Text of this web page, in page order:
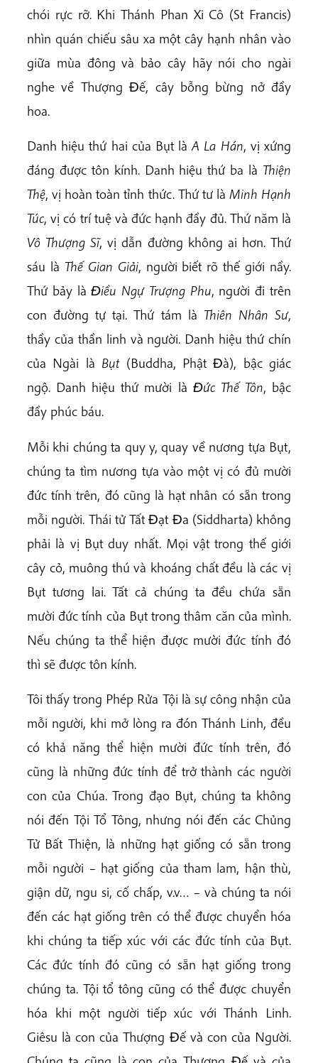
chói rực rỡ. Khi Thánh Phan Xi Cô (St Francis)
nhìn quán chiếu sâu xa một cây hạnh nhân vào
giữa mùa đông và bảo cây hãy nói cho ngài
nghe về Thượng Ðế, cây bỗng bừng nở đầy
hoa.
Danh hiệu thứ hai của Bụt làA La Hán, vị xứng
đáng được tôn kính. Danh hiệu thứ ba là Thiện
Thệ, vị hoàn toàn tỉnh thức. Thứ tư là Minh Hạnh
Túc, vị có trí tuệ và đức hạnh đầy đủ. Thứ năm là
Vô Thượng Sĩ, vị dẫn đường không ai hơn. Thứ
sáu là Thế Gian Giải, người biết rõ thế giới nầy.
Thứ bảy làÐiều Ngự Trượng Phu, người đi trên
con đường tự tại. Thứ tám là Thiên Nhân Sư,
thầy của thần linh và người. Danh hiệu thứ chín
của Ngài là Bụt(Buddha, Phật Ðà), bậc giác
ngộ. Danh hiệu thứ mười là Ðức Thế Tôn, bậc
đầy phúc báu.
Mỗi khi chúng ta quy y, quay về nương tựa Bụt,
chúng ta tìm nương tựa vào một vị có đủ mười
đức tính trên, đó cũng là hạt nhân có sẵn trong
mỗi người. Thái tử Tất Ðạt Ða (Siddharta) không
phải là vị Bụt duy nhất. Mọi vật trong thế giới
cây cỏ, muông thú và khoáng chất đều là các vị
Bụt tương lai. Tất cả chúng ta đều chứa sẵn
mười đức tính của Bụt trong thâm căn của mình.
Nếu chúng ta thể hiện được mười đức tính đó
thì sẽ được tôn kính.
Tôi thấy trong Phép Rửa Tội là sự công nhận của
mỗi người, khi mở lòng ra đón Thánh Linh, đều
có khả năng thể hiện mười đức tính trên, đó
cũng là những đức tính để trở thành các người
con của Chúa. Trong đạo Bụt, chúng ta không
nói đến Tội Tổ Tông, nhưng nói đến các Chủng
Tử Bất Thiện, là những hạt giống có sẵn trong
mỗi người – hạt giống của tham lam, hận thù,
giận dữ, ngu si, cố chấp, v.v… – và chúng ta nói
đến các hạt giống trên có thể được chuyển hóa
khi chúng ta tiếp xúc với các đức tính của Bụt.
Các đức tính đó cũng có sẵn hạt giống trong
chúng ta. Tội tổ tông cũng có thể được chuyển
hóa khi một người tiếp xúc với Thánh Linh.
Giêsu là con của Thượng Ðế và con của Người.